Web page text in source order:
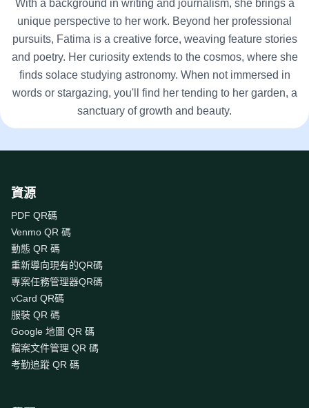
With a background in writing and journalism, she brings a
unique perspective to her work. Beyond her professional
pursuits, Fatima is a creative force, weaving feature stories
and poetry. Her curiosity extends to the cosmos, where she
finds solace studying astronomy. When not immersed in
words or stargazing, you'll find her tending to her garden, a
sanctuary of growth and beauty.
資源
PDF QR碼
Venmo QR 碼
動態 QR 碼
重新導向現有的QR碼
專案任務管理器QR碼
vCard QR碼
服裝 QR 碼
Google 地圖 QR 碼
檔案文件管理 QR 碼
考勤追蹤 QR 碼